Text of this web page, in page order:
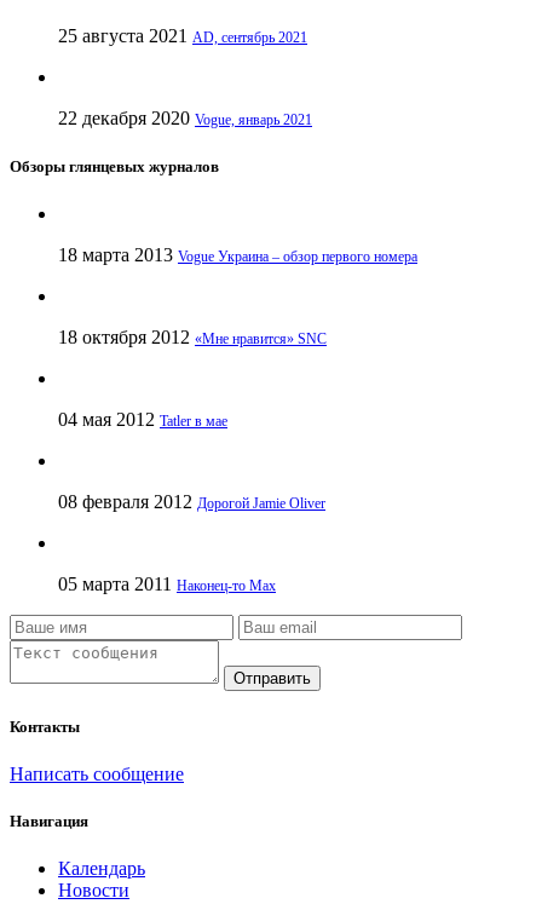
25 августа 2021 AD, сентябрь 2021
22 декабря 2020 Vogue, январь 2021
Обзоры глянцевых журналов
18 марта 2013 Vogue Украина – обзор первого номера
18 октября 2012 «Мне нравится» SNC
04 мая 2012 Tatler в мае
08 февраля 2012 Дорогой Jamie Oliver
05 марта 2011 Наконец-то Max
Отправить
Контакты
Написать сообщение
Навигация
Календарь
Новости